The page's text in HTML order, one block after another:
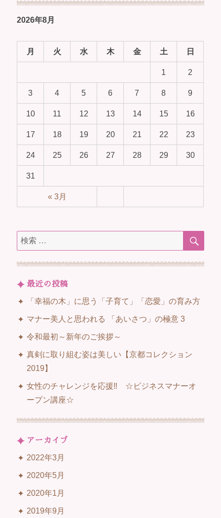
2026年8月
月 火 水 木 金 土 日
« 3月
1 2
3 4 5 6 7 8 9
10 11 12 13 14 15 16
17 18 19 20 21 22 23
24 25 26 27 28 29 30
31
検
索
対
象:
検
最近の投稿
「幸福の木」に思う「子育て」「恋愛」の育み方
マナー美人と思われる 「あいさつ」の極意 3
令和最初～新年のご挨拶～
真剣に取り組む姿は美しい【京都コレクション
2019】
女性のチャレンジを応援‼ ☆ビジネスマナーオ
ープン講座☆
アーカイブ
2022年3月
2020年5月
2020年1月
2019年9月